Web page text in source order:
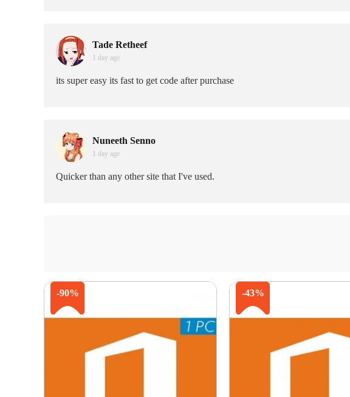
Tade Retheef
1 day age
its super easy its fast to get code after purchase
Nuneeth Senno
1 day age
Quicker than any other site that I've used.
-90% -43%